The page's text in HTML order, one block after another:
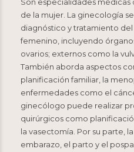
de la mujer. La ginecología
diagnóstico y tratamiento
femenino, incluyendo
ovarios; externos como la
También aborda aspectos
planificación familiar, la
enfermedades como el
ginecólogo puede realizar
quirúrgicos como
la vasectomía. Por su parte,
embarazo, el parto y el